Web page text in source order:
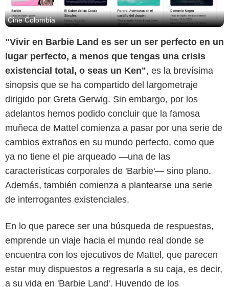
Cine Colombia
"Vivir en Barbie Land es ser un ser perfecto en un
lugar perfecto, a menos que tengas una crisis
existencial total, o seas un Ken", es la brevísima
sinopsis que se ha compartido del largometraje
dirigido por Greta Gerwig. Sin embargo, por los
adelantos hemos podido concluir que la famosa
muñeca de Mattel comienza a pasar por una serie de
cambios extraños en su mundo perfecto, como que
ya no tiene el pie arqueado —una de las
características corporales de 'Barbie'— sino plano.
Además, también comienza a plantearse una serie
de interrogantes existenciales.
En lo que parece ser una búsqueda de respuestas,
emprende un viaje hacia el mundo real donde se
encuentra con los ejecutivos de Mattel, que parecen
estar muy dispuestos a regresarla a su caja, es decir,
a su vida en 'Barbie Land'. Huyendo de los